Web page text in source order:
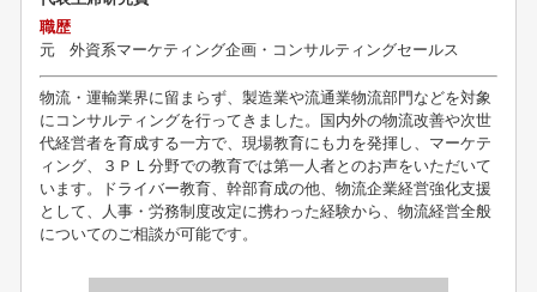
職歴
元 外資系マーケティング企画・コンサルティングセールス
物流・運輸業界に留まらず、製造業や流通業物流部門などを対象
にコンサルティングを行ってきました。国内外の物流改善や次世
代経営者を育成する一方で、現場教育にも力を発揮し、マーケテ
ィング、３ＰＬ分野での教育では第一人者とのお声をいただいて
います。ドライバー教育、幹部育成の他、物流企業経営強化支援
として、人事・労務制度改定に携わった経験から、物流経営全般
についてのご相談が可能です。